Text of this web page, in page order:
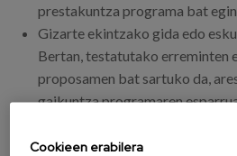
prestakuntza programa bat
Gizarte ekintzako gida edo
Bertan, testatutako erreminten
proposamen bat sartuko da,
gaikuntza programaren
Cookieen erabilera